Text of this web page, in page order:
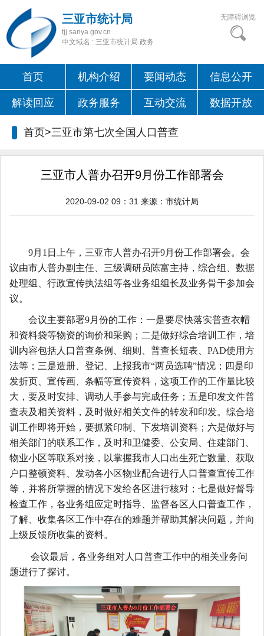
三亚市统计局
tjj.sanya.gov.cn
中文域名 : 三亚市统计局.政务
无障碍浏览
首页 机构介绍 要闻动态 信息公开
解读回应 政务服务 互动交流 数据开放
首页>三亚市第七次全国人口普查
三亚市人普办召开9月份工作部署会
2020-09-02 09：31 来源： 市统计局
9月 1 日上午，三亚市人普办召开9月份工作部署会。会
议由市人普办副主任、三级调研员陈富主持，综合组、数据
处理组、行政宣传执法组等各业务组组长及业务骨干参加会
议。
会议主要部署9月份的工作：一是要尽快落实普查衣帽
和资料袋等物资的询价和采购；二是做好综合培训工作，培
训内容包括人口普查条例、细则、普查长短表、 PAD使用方
法等；三是造册、登记、上报我市“两员选聘”情况；四是印
发折页、宣传画、条幅等宣传资料，这项工作的工作量比较
大，要及时安排、调动人手参与完成任务；五是印发文件普
查表及相关资料，及时做好相关文件的转发和印发。综合培
训工作即将开始，要抓紧印制、下发培训资料；六是做好与
相关部门的联系工作，及时和卫健委、公安局、住建部门、
物业小区等联系对接，以掌握我市人口出生死亡数量、获取
户口整顿资料、发动各小区物业配合进行人口普查宣传工作
等，并将所掌握的情况下发给各区进行核对；七是做好督导
检查工作，各业务组应定时指导、监督各区人口普查工作，
了解、收集各区工作中存在的难题并帮助其解决问题，并向
上级反馈所收集的资料。
会议最后，各业务组对人口普查工作中的相关业务问
题进行了探讨。